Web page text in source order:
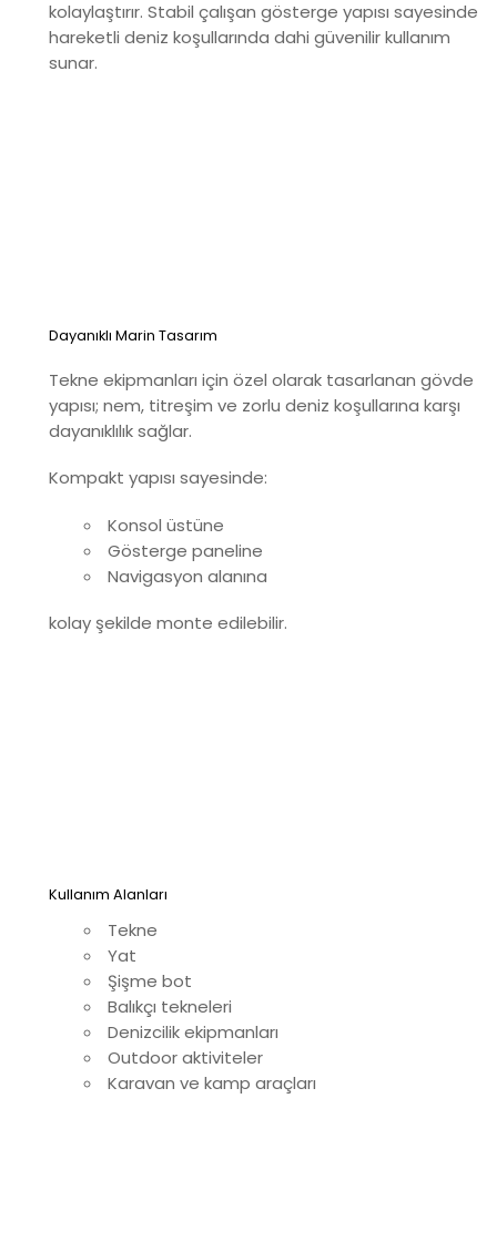
kolaylaştırır. Stabil çalışan gösterge yapısı sayesinde
hareketli deniz koşullarında dahi güvenilir kullanım
sunar.
Dayanıklı Marin Tasarım
Tekne ekipmanları için özel olarak tasarlanan gövde
yapısı; nem, titreşim ve zorlu deniz koşullarına karşı
dayanıklılık sağlar.
Kompakt yapısı sayesinde:
Konsol üstüne
Gösterge paneline
Navigasyon alanına
kolay şekilde monte edilebilir.
Kullanım Alanları
Tekne
Yat
Şişme bot
Balıkçı tekneleri
Denizcilik ekipmanları
Outdoor aktiviteler
Karavan ve kamp araçları